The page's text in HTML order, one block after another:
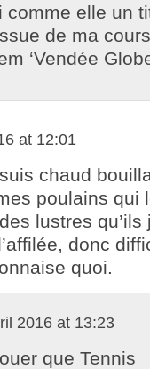
comme elle un
de ma
‘Vendée
at 12:01
chaud
poulains qui
lustres qu’ils
donc
quoi.
2016 at 13:23
que Tennis